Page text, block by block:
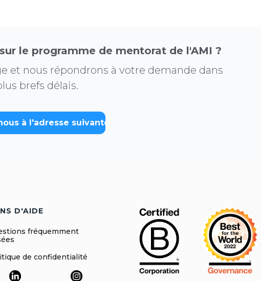
le programme de mentorat de l'AMI ?
et nous répondrons à votre demande dans
brefs délais.
à l'adresse suivante
D'AIDE
fréquemment
de confidentialité